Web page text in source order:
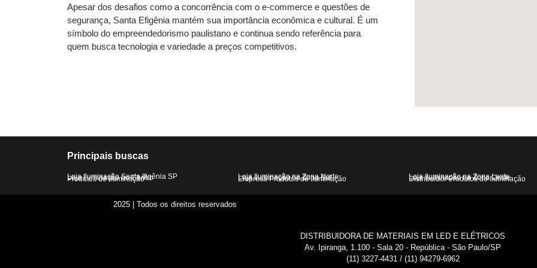
Apesar dos desafios como a concorrência com o e-commerce e questões de
segurança, Santa Efigênia mantém sua importância econômica e cultural. É um
símbolo do empreendedorismo paulistano e continua sendo referência para
quem busca tecnologia e variedade a preços competitivos.
Principais buscas
Loja Iluminação Santa Ifigênia SP
Loja Iluminação no Centro
Produtos de Iluminação Loja Iluminação na Zona Norte
Loja Iluminação na Zona Sul
Empresa Produtos de Iluminação Loja Iluminação na Zona Leste
Loja Iluminação na Zona Oeste
Distribuidor Produtos de Iluminação
2025 | Todos os direitos reservados
DISTRIBUIDORA DE MATERIAIS EM LED E ELÉTRICOS
Av. Ipiranga, 1.100 - Sala 20 - República - São Paulo/SP
(11) 3227-4431 / (11) 94279-6962